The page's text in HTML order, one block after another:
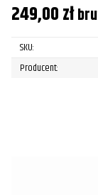
249,00zł
SKU:
Producent: